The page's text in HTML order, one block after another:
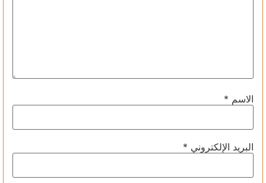
الاسم *
البريد الإلكتروني *